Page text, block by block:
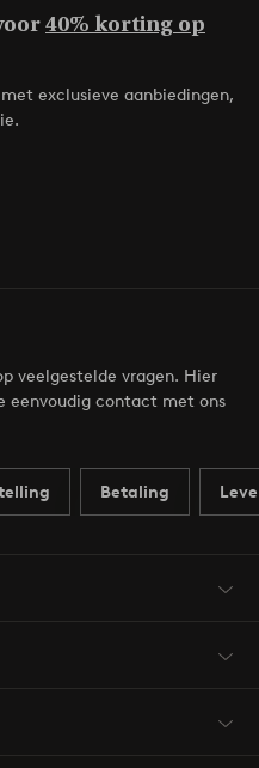
40% korting op
exclusieve aanbiedingen,
veelgestelde vragen. Hier
eenvoudig contact met ons
Betaling